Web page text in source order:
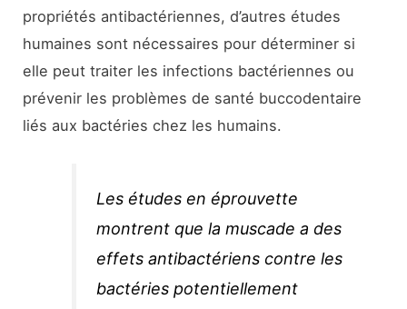
propriétés antibactériennes, d’autres études
humaines sont nécessaires pour déterminer si
elle peut traiter les infections bactériennes ou
prévenir les problèmes de santé buccodentaire
liés aux bactéries chez les humains.
Les études en éprouvette
montrent que la muscade a des
effets antibactériens contre les
bactéries potentiellement